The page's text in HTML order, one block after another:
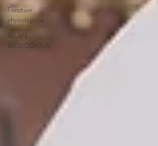
Fonction
physiologique
BILAN
BIOLOGIQUE